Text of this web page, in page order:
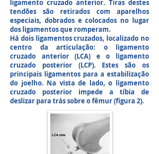
ligamento cruzado anterior. Tiras destes
tendões são retirados com aparelhos
especiais, dobrados e colocados no lugar
dos ligamentos que romperam.
Há dois ligamentos cruzados, localizado no
centro da articulação: o ligamento
cruzado anterior (LCA) e o ligamento
cruzado posterior (LCP). Estes são os
principais ligamentos para a estabilização
do joelho. Na vista de lado, o ligamento
cruzado posterior impede a tíbia de
deslizar para trás sobre o fêmur (figura 2).